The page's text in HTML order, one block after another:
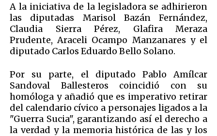
A la iniciativa de la legisladora se adhirieron
las diputadas Marisol Bazán Fernández,
Claudia Sierra Pérez, Glafira Meraza
Prudente, Araceli Ocampo Manzanares y el
diputado Carlos Eduardo Bello Solano.
Por su parte, el diputado Pablo Amílcar
Sandoval Ballesteros coincidió con su
homóloga y añadió que es imperativo retirar
del calendario cívico a personajes ligados a la
"Guerra Sucia", garantizando así el derecho a
la verdad y la memoria histórica de las y los